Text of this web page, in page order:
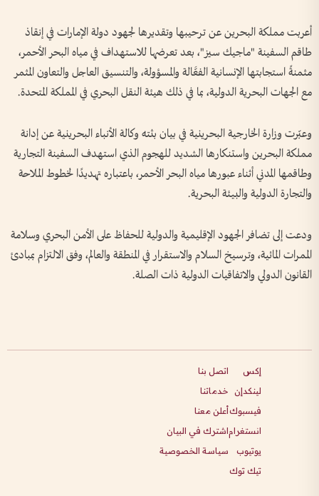
أعربت مملكة البحرين عن ترحيبها وتقديرها لجهود دولة الإمارات في إنقاذ
طاقم السفينة "ماجيك سيز"، بعد تعرضها للاستهداف في مياه البحر الأحمر،
مثمنةً استجابتها الإنسانية الفعَّالة والمسؤولة، والتنسيق العاجل والتعاون المثمر
مع الجهات البحرية الدولية، بما في ذلك هيئة النقل البحري في المملكة المتحدة.
وعبّرت وزارة الخارجية البحرينية في بيان بثته وكالة الأنباء البحرينية عن إدانة
مملكة البحرين واستنكارها الشديد للهجوم الذي استهدف السفينة التجارية
وطاقمها المدني أثناء عبورها مياه البحر الأحمر، باعتباره تهديدًا لخطوط الملاحة
والتجارة الدولية والبيئة البحرية.
ودعت إلى تضافر الجهود الإقليمية والدولية للحفاظ على الأمن البحري وسلامة
الممرات المائية، وترسيخ السلام والاستقرار في المنطقة والعالم، وفق الالتزام بمبادئ
القانون الدولي والاتفاقيات الدولية ذات الصلة.
إكس
لينكدإن
فيسبوك
انستغرام
يوتيوب
تيك توك
اتصل بنا
خدماتنا
أعلن معنا
اشترك في البيان
سياسة الخصوصية